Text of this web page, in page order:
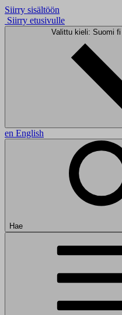
Siirry sisältöön
Siirry etusivulle
Valittu kieli: Suomi fi
en English
Hae